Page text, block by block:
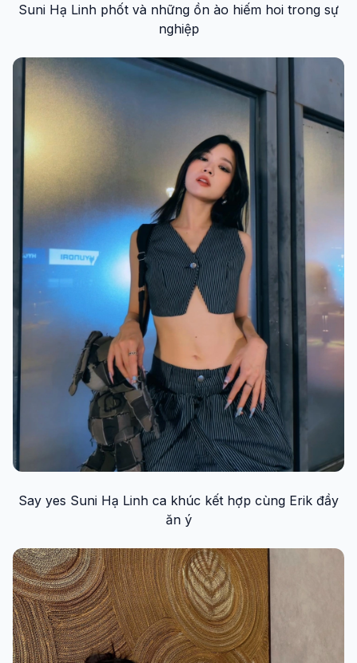
Suni Hạ Linh phốt và những ồn ào hiếm hoi trong sự
nghiệp
Say yes Suni Hạ Linh ca khúc kết hợp cùng Erik đầy
ăn ý